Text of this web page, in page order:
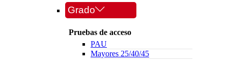
Grado
Pruebas de acceso
PAU
Mayores 25/40/45